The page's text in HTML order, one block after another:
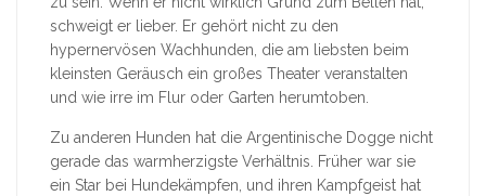
schweigt er lieber. Er gehört nicht zu den
hypernervösen Wachhunden, die am liebsten beim
kleinsten Geräusch ein großes Theater veranstalten
und wie irre im Flur oder Garten herumtoben.
Zu anderen Hunden hat die Argentinische Dogge nicht
gerade das warmherzigste Verhältnis. Früher war sie
ein Star bei Hundekämpfen, und ihren Kampfgeist hat